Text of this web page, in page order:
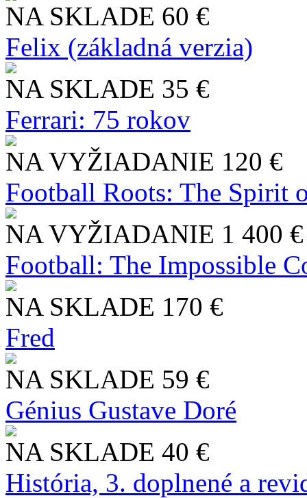
NA SKLADE 60 €
Felix (základná verzia)
NA SKLADE 35 €
Ferrari: 75 rokov
NA VYŽIADANIE 120 €
Football Roots: The Spirit
NA VYŽIADANIE 1 400 €
Football: The Impossible
NA SKLADE 170 €
Fred
NA SKLADE 59 €
Génius Gustave Doré
NA SKLADE 40 €
História, 3. doplnené a